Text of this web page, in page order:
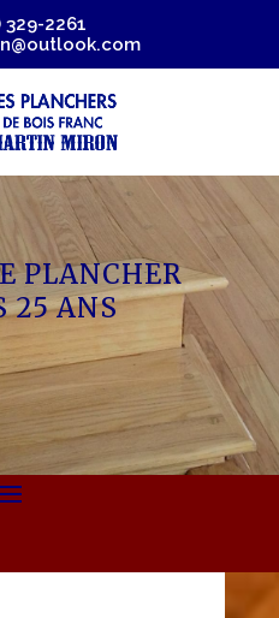
329-2261
PLANCHER
25 ANS